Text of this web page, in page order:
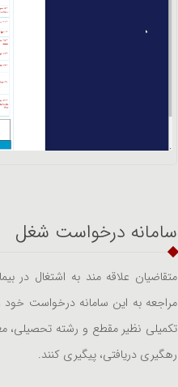
سامانه درخواست شغل
متقاضیان علاقه مند به اشتغال در
مراجعه به این سامانه درخواست خود
تکمیلی نظیر مقطع و رشته تحصیلی،
رهگیری دریافتی، پیگیری کنند.